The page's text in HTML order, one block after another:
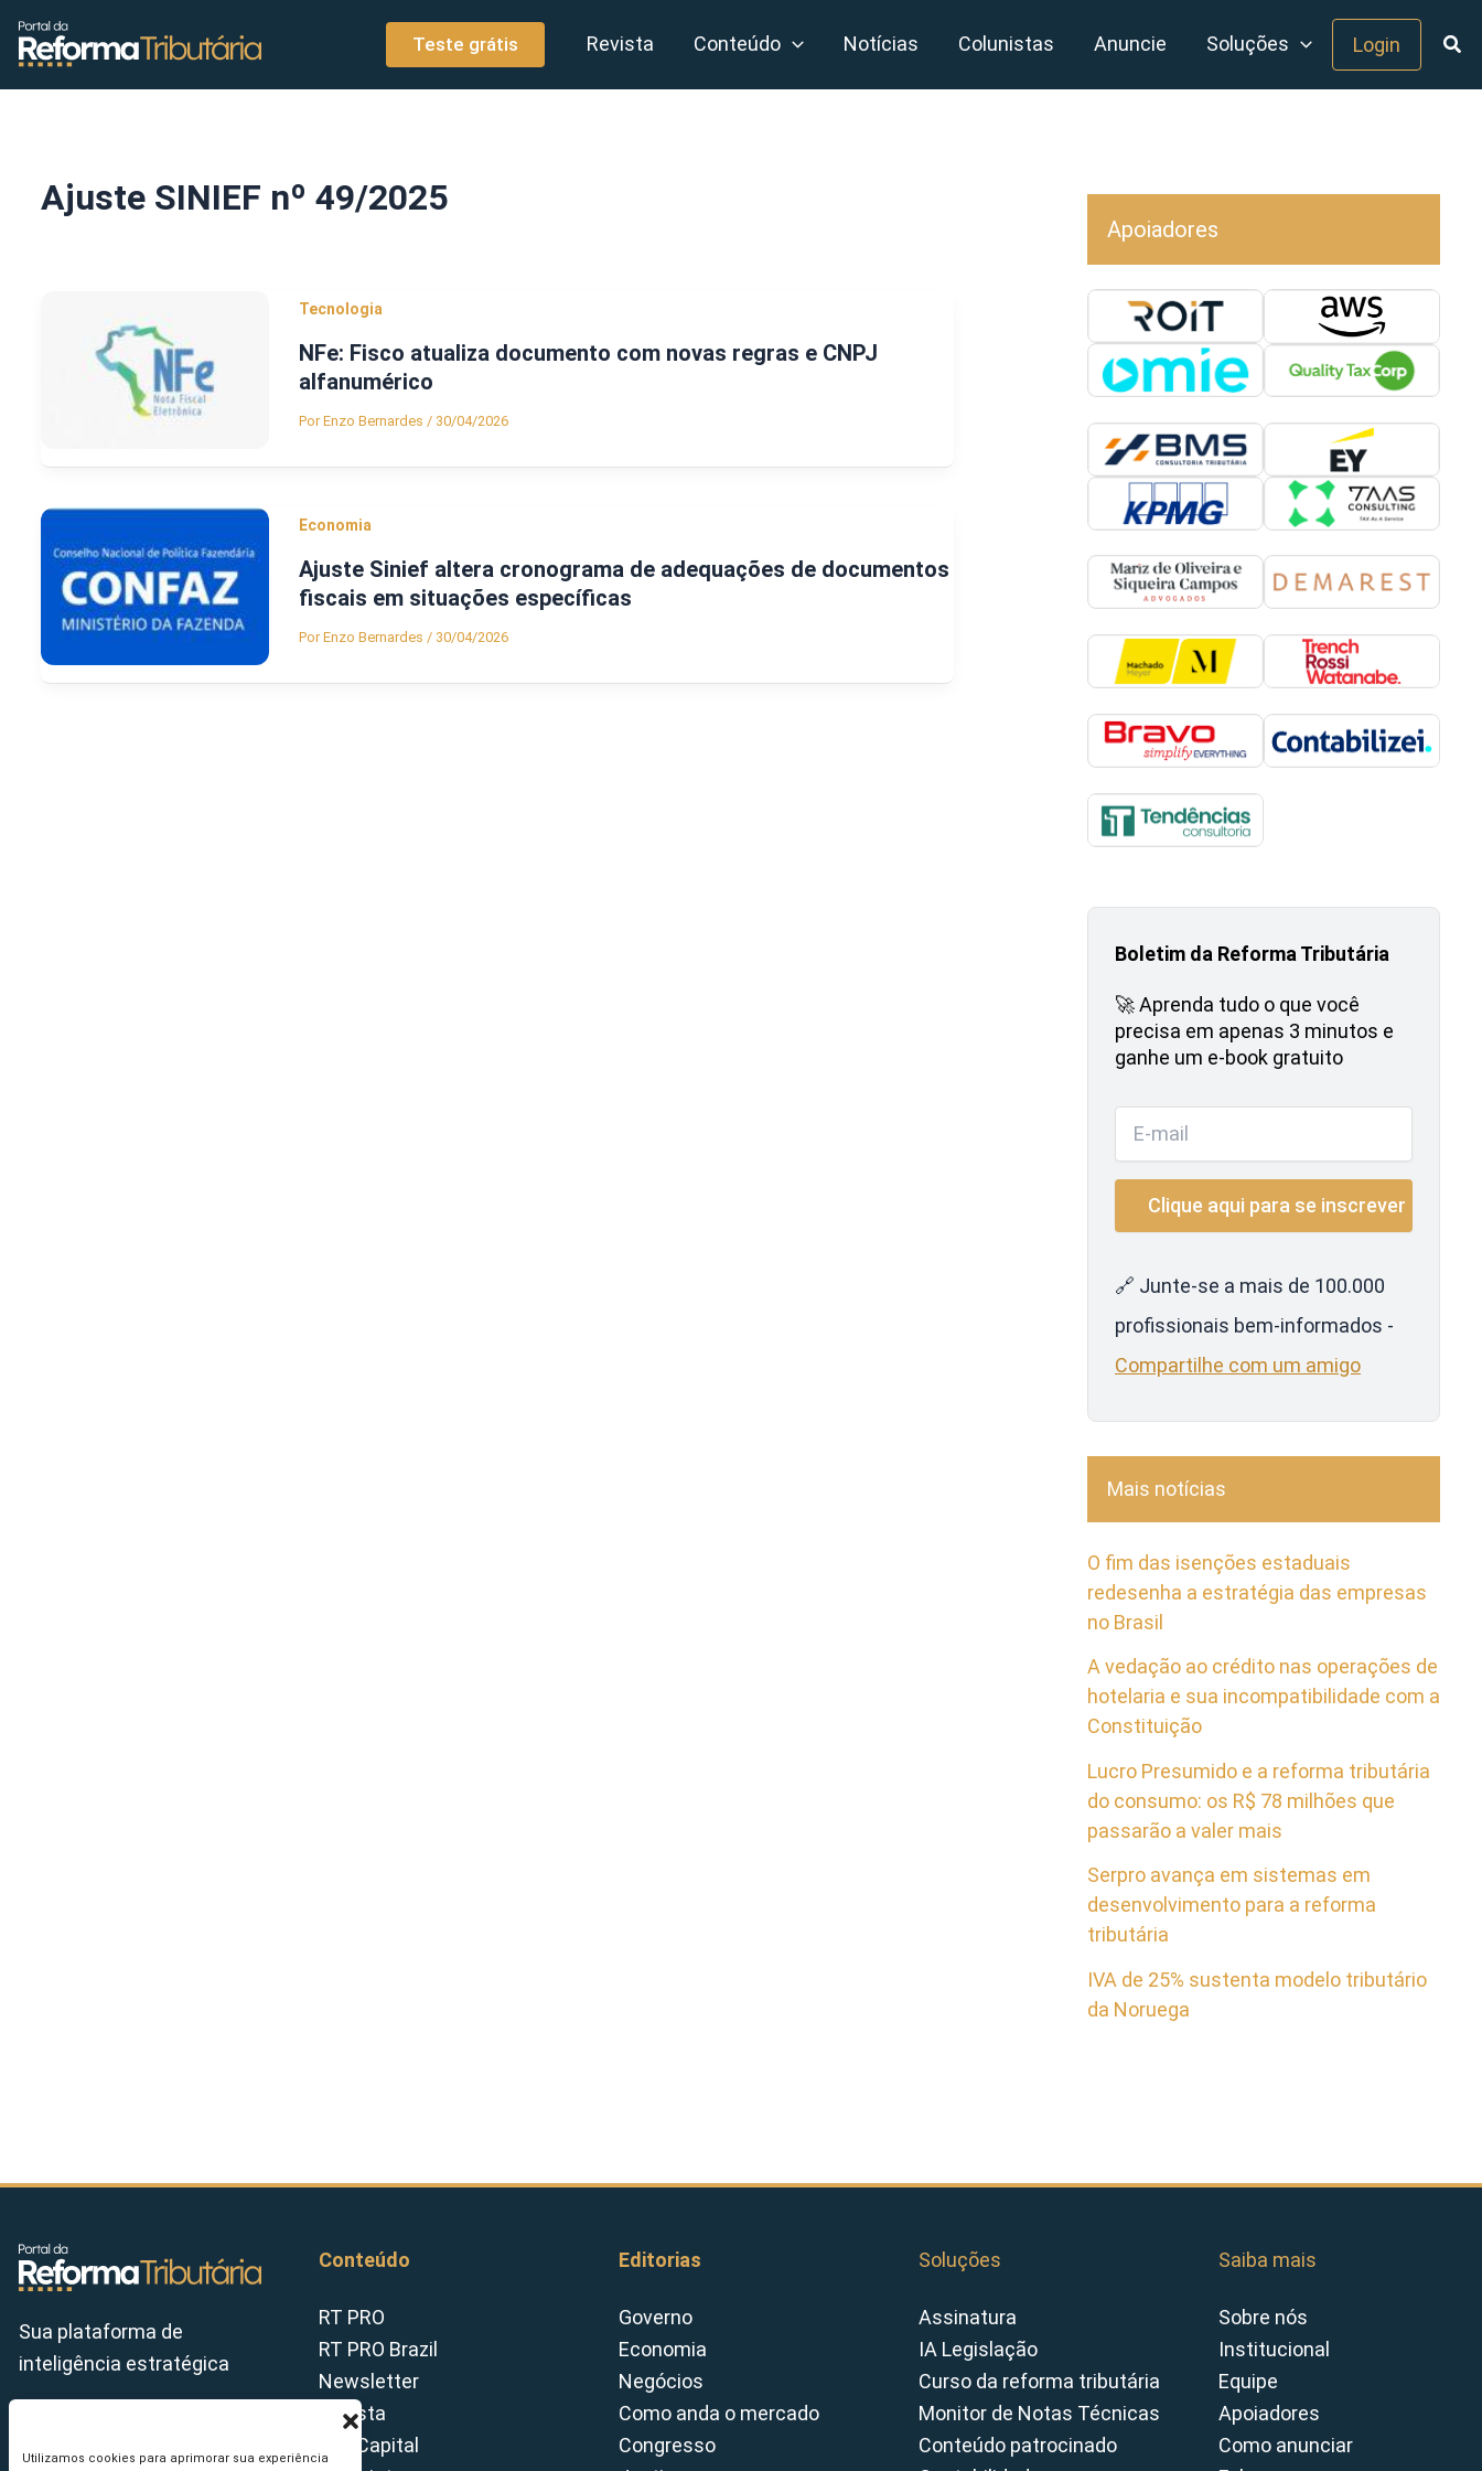
Utilizamos cookies para aprimorar sua experiência
conteúdo
Teste grátis Revista Conteúdo Notícias Colunistas Anuncie Soluções Login
Ajuste SINIEF nº 49/2025
Tecnologia
NFe: Fisco atualiza documento com novas regras e CNPJ
alfanumérico
PorEnzo Bernardes / 30/04/2026
Economia
Ajuste Sinief altera cronograma de adequações de documentos
fiscais em situações específicas
PorEnzo Bernardes / 30/04/2026
Apoiadores
Boletim da Reforma Tributária
🚀 Aprenda tudo o que você
precisa em apenas 3 minutos e
ganhe um e-book gratuito
🔗 Junte-se a mais de 100.000
profissionais bem-informados -
Compartilhe com um amigo
Mais notícias
O fim das isenções estaduais
redesenha a estratégia das empresas
no Brasil
A vedação ao crédito nas operações de
hotelaria e sua incompatibilidade com a
Constituição
Lucro Presumido e a reforma tributária
do consumo: os R$ 78 milhões que
passarão a valer mais
Serpro avança em sistemas em
desenvolvimento para a reforma
tributária
IVA de 25% sustenta modelo tributário
da Noruega
Sua plataforma de
inteligência estratégica
Conteúdo
RT PRO
RT PRO Brazil
Newsletter
Revista
Tax Capital
Editorias
Governo
Economia
Negócios
Como anda o mercado
Congresso
Soluções
Assinatura
IA Legislação
Curso da reforma tributária
Monitor de Notas Técnicas
Conteúdo patrocinado
Saiba mais
Sobre nós
Institucional
Equipe
Apoiadores
Como anunciar